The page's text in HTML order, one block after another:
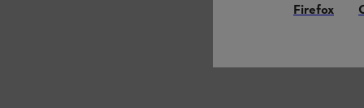
Firefox